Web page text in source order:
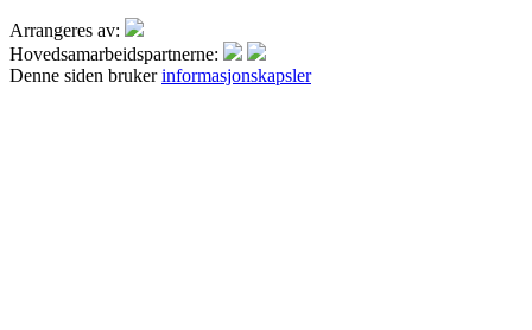
Arrangeres av:
Hovedsamarbeidspartnerne:
Denne siden brukerinformasjonskapsler